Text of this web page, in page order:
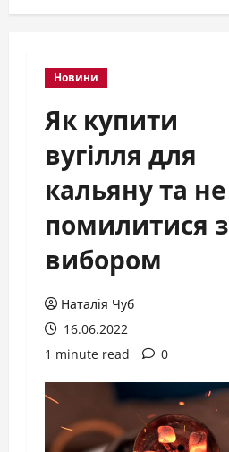
Новини
Як купити
вугілля для
кальяну та не
помилитися з
вибором
Наталія Чуб
16.06.2022
1 minute read
0